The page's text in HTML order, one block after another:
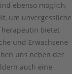
ebenso möglich,
um unvergessliche
bietet
und Erwachsene
uns neben der
auch eine